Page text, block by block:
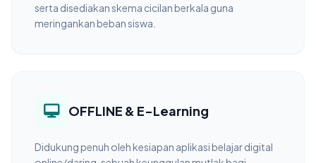
serta disediakan skema cicilan berkala guna
meringankan beban siswa.
OFFLINE & E-Learning
Didukung penuh oleh kesiapan aplikasi belajar digital